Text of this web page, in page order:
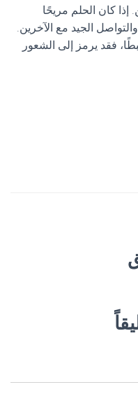
إذا كان الحلم مريحًا
الجيد مع الآخرين.
فقد يرمز إلى الشعور